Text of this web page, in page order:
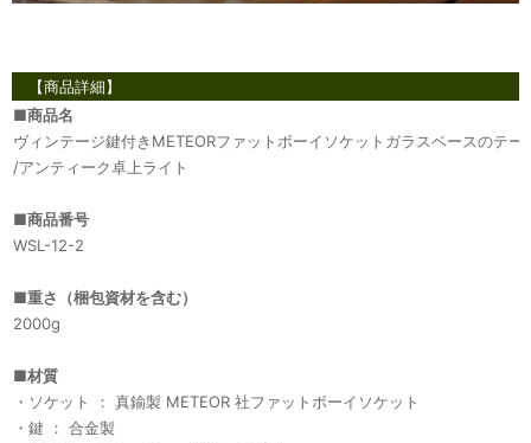
【商品詳細】
■商品名
ヴィンテージ鍵付きMETEORファットボーイソケットガラスベースのテー
/アンティーク卓上ライト
■商品番号
WSL-12-2
■重さ（梱包資材を含む）
2000g
■材質
・ソケット ： 真鍮製 METEOR 社ファットボーイソケット
・鍵 ： 合金製